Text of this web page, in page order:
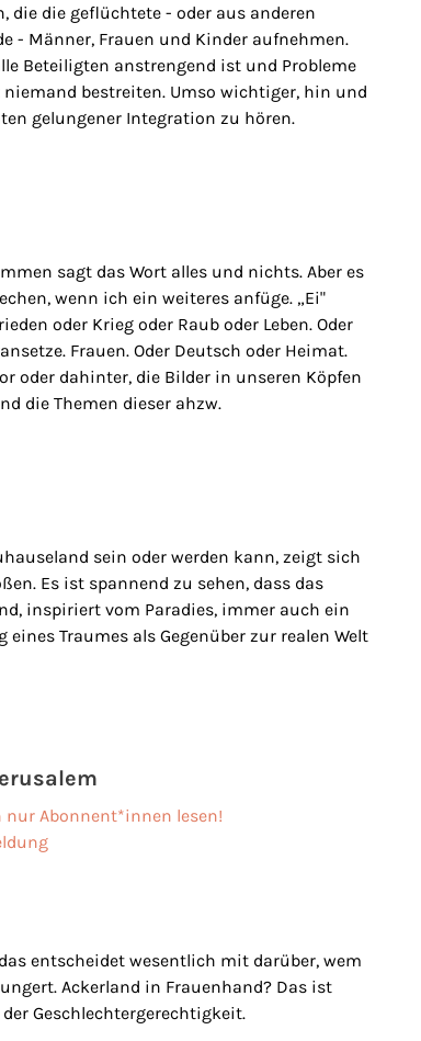
die die geflüchtete - oder aus anderen
- Männer, Frauen und Kinder aufnehmen.
Beteiligten anstrengend ist und Probleme
bestreiten. Umso wichtiger, hin und
gelungener Integration zu hören.
sagt das Wort alles und nichts. Aber es
wenn ich ein weiteres anfüge. „Ei"
oder Krieg oder Raub oder Leben. Oder
Frauen. Oder Deutsch oder Heimat.
oder dahinter, die Bilder in unseren Köpfen
die Themen dieser ahzw.
sein oder werden kann, zeigt sich
Es ist spannend zu sehen, dass das
inspiriert vom Paradies, immer auch ein
Traumes als Gegenüber zur realen Welt
nur Abonnent*innen lesen!
entscheidet wesentlich mit darüber, wem
Ackerland in Frauenhand? Das ist
Geschlechtergerechtigkeit.